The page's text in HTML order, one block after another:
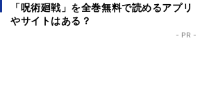
「呪術廻戦」を全巻無料で読めるアプリ
やサイトはある？
- PR -